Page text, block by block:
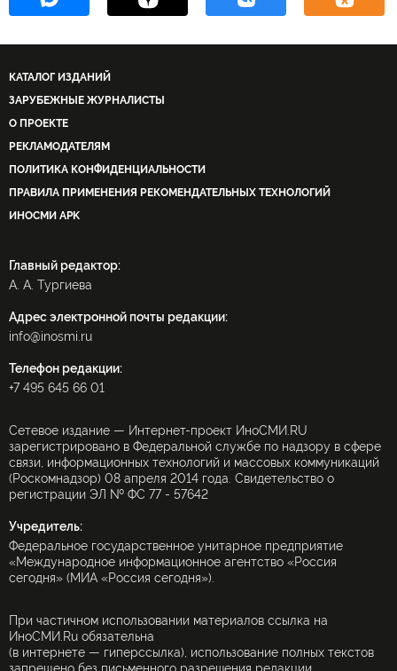
КАТАЛОГ ИЗДАНИЙ
ЗАРУБЕЖНЫЕ ЖУРНАЛИСТЫ
О ПРОЕКТЕ
РЕКЛАМОДАТЕЛЯМ
ПОЛИТИКА КОНФИДЕНЦИАЛЬНОСТИ
ПРАВИЛА ПРИМЕНЕНИЯ РЕКОМЕНДАТЕЛЬНЫХ ТЕХНОЛОГИЙ
ИНОСМИ APK
Главный редактор:
А. А. Тургиева
Адрес электронной почты редакции:
info@inosmi.ru
Телефон редакции:
+7 495 645 66 01
Сетевое издание — Интернет-проект ИноСМИ.RU
зарегистрировано в Федеральной службе по надзору в сфере
связи, информационных технологий и массовых коммуникаций
(Роскомнадзор) 08 апреля 2014 года. Свидетельство о
регистрации ЭЛ № ФС 77 - 57642
Учредитель:
Федеральное государственное унитарное предприятие
«Международное информационное агентство «Россия
сегодня» (МИА «Россия сегодня»).
При частичном использовании материалов ссылка на
ИноСМИ.Ru обязательна
(в интернете — гиперссылка), использование полных текстов